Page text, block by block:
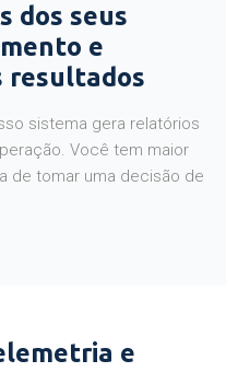
dos seus
e
resultados
sistema gera relatórios
Você tem maior
de tomar uma decisão de
e